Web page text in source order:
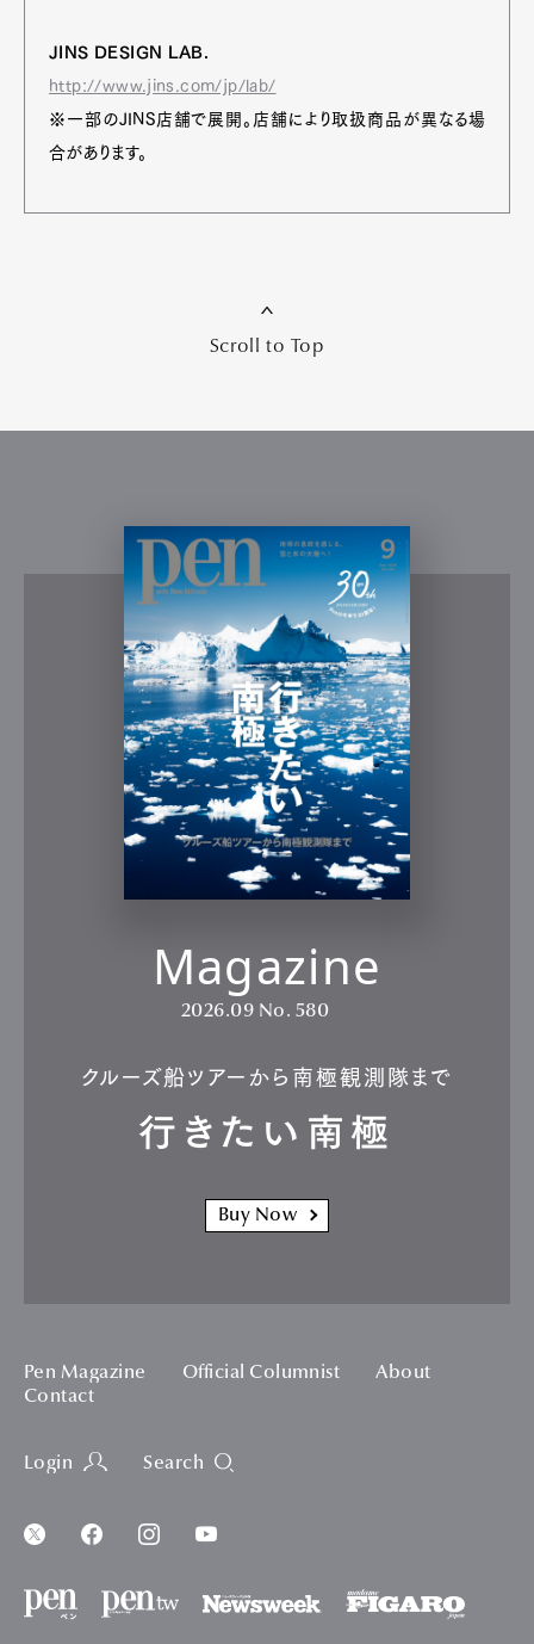
JINS DESIGN LAB.
http://www.jins.com/jp/lab/
※一部のJINS店舗で展開。店舗により取扱商品が異なる場
合があります。
Scroll to Top
Magazine
2026.09 No. 580
クルーズ船ツアーから南極観測隊まで
行きたい南極
Buy Now
Pen Magazine Official Columnist
About
Contact
Login Search